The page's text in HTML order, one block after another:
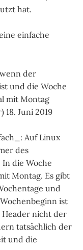
hat.
einfache
der
und die Woche
mit Montag
18. Juni 2019
Auf Linux
des
die Woche
Montag. Es gibt
und
ist
nicht der
tatsächlich der
und die